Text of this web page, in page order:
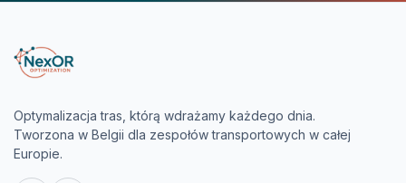
Optymalizacja tras, którą wdrażamy każdego dnia.
Tworzona w Belgii dla zespołów transportowych w całej
Europie.